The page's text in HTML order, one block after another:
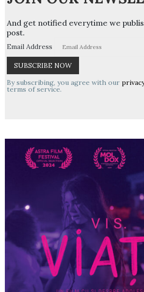
And get notified everytime we
post.
Email Address
By subscribing, you agree with our
terms of service.